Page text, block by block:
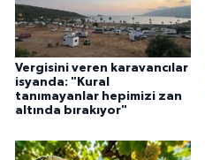
Vergisini veren karavancılar
isyanda: "Kural
tanımayanlar hepimizi zan
altında bırakıyor"